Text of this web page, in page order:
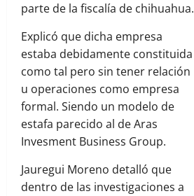
parte de la fiscalía de chihuahua.
Explicó que dicha empresa
estaba debidamente constituida
como tal pero sin tener relación
u operaciones como empresa
formal. Siendo un modelo de
estafa parecido al de Aras
Invesment Business Group.
Jauregui Moreno detalló que
dentro de las investigaciones a